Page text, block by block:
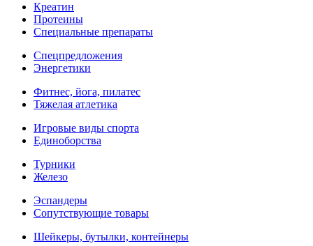
Креатин
Протеины
Специальные препараты
Спецпредложения
Энергетики
Фитнес, йога, пилатес
Тяжелая атлетика
Игровые виды спорта
Единоборства
Турники
Железо
Эспандеры
Сопутствующие товары
Шейкеры, бутылки, контейнеры